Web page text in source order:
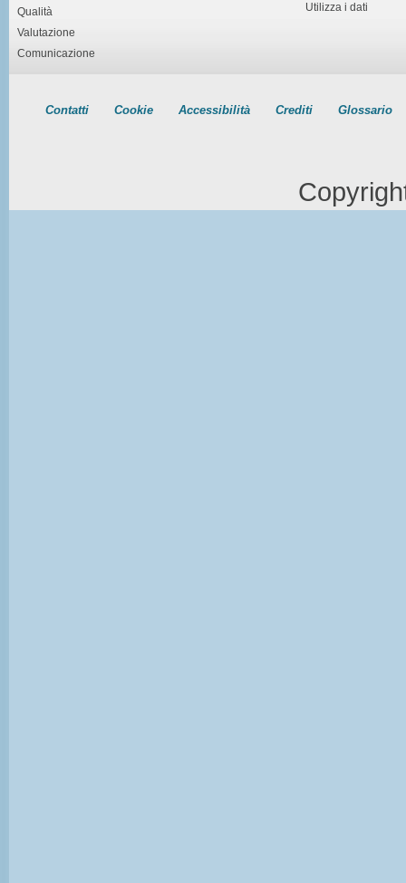
Qualità
Valutazione
Comunicazione
Utilizza i dati
Contatti Cookie Accessibilità Crediti Glossario